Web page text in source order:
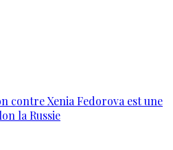
contre Xenia Fedorova est une
la Russie